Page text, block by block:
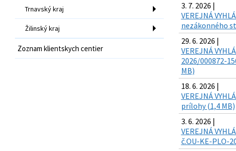
Trnavský kraj
Žilinský kraj
Zoznam klientskych centier
3. 7. 2026 |
VEREJNÁ
nezákonného
29. 6. 2026 |
VEREJNÁ
2026/000872-
MB)
18. 6. 2026 |
VEREJNÁ
prílohy (1,4 MB)
3. 6. 2026 |
VEREJNÁ
č.OU-KE-PLO-